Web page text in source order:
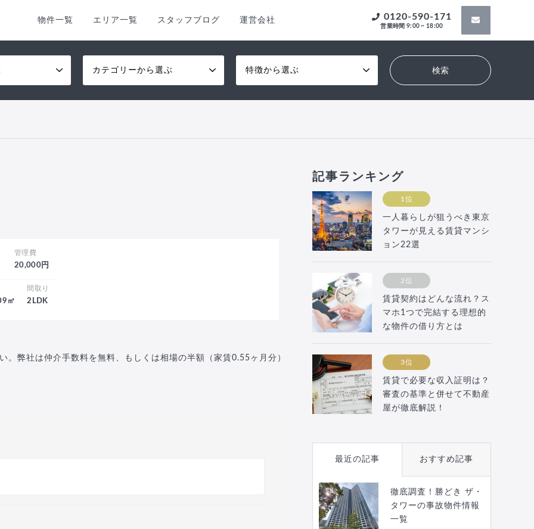
物件一覧 エリア一覧 スタッフブログ 運営会社 0120-590-171
営業時間 9:00 ~ 18:00
カテゴリーから選ぶ 特徴から選ぶ
管理費
20,000円
㎡
間取り
2LDK
。弊社は仲介手数料を無料、もしくは相場の半額（家賃0.55ヶ月分）
記事ランキング
1位
一人暮らしが狙うべき東京
タワーが見える賃貸マンシ
ョン22選
2位
賃貸契約はどんな流れ？ス
マホ1つで完結する理想的
な物件の借り方とは
3位
賃貸で必要な収入証明は？
審査の基準と併せて不動産
屋が徹底解説！
最近の記事 おすすめ記事
徹底調査！勝どき ザ・
タワーの事故物件情報
一覧